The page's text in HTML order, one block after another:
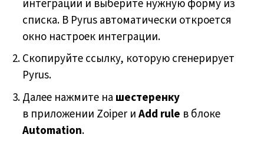
интеграции и выберите нужную форму из
списка. В Pyrus автоматически откроется
окно настроек интеграции.
Скопируйте ссылку, которую сгенерирует
Pyrus.
Далее нажмите на шестеренку
в приложении Zoiper иAdd rule в блоке
Automation.